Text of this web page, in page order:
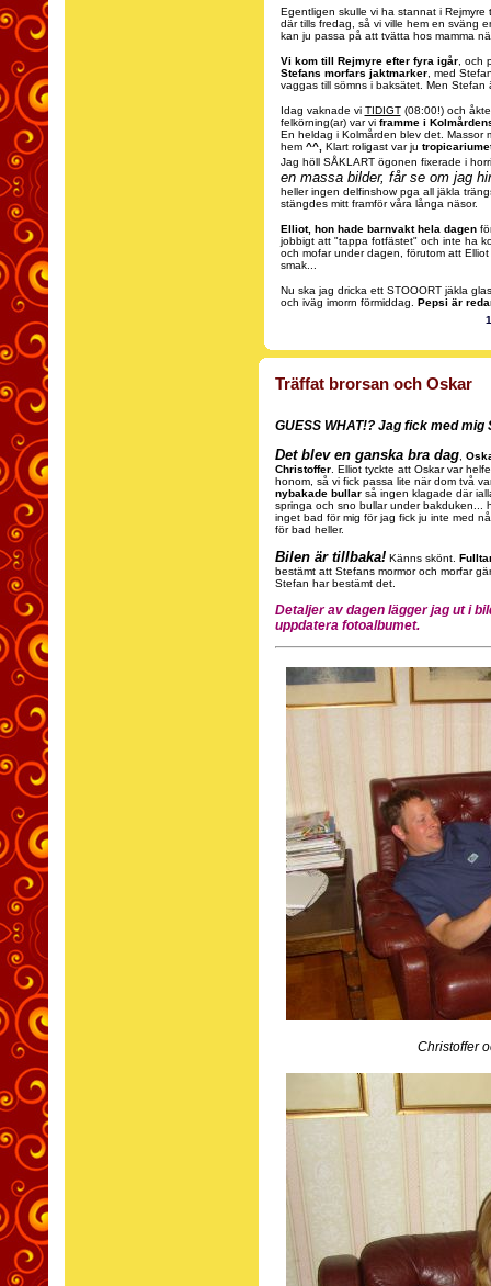
Egentligen skulle vi ha stannat i Rejmyre
där tills fredag, så vi ville hem en sväng
kan ju passa på att tvätta hos mamma
Vi kom till Rejmyre efter fyra igår, och
Stefans morfars jaktmarker, med
vaggas till sömns i baksätet. Men Stefan
Idag vaknade vi TIDIGT(08:00!) och
felkörning(ar) var vi framme i
En heldag i Kolmården blev det. Massor
hem ^^, Klart roligast var ju
Jag höll SÅKLART ögonen fixerade i
en massa bilder, får se om jag
heller ingen delfinshow pga all jäkla
stängdes mitt framför våra långa näsor.
Elliot, hon hade barnvakt hela dagen
jobbigt att "tappa fotfästet" och inte ha
och mofar under dagen, förutom att
smak...
Nu ska jag dricka ett STOOORT jäkla
och iväg imorrn förmiddag. Pepsi är
Träffat brorsan och Oskar
GUESS WHAT!? Jag fick med
Det blev en ganska bra dag,
Christoffer. Elliot tyckte att Oskar var
honom, så vi fick passa lite när dom två
nybakade bullarså ingen klagade där
springa och sno bullar under bakduken...
inget bad för mig för jag fick ju inte med
för bad heller.
Bilen är tillbaka!Känns skönt.
bestämt att Stefans mormor och morfar
Stefan har bestämt det.
Detaljer av dagen lägger jag ut i
uppdatera fotoalbumet.
Christoffer